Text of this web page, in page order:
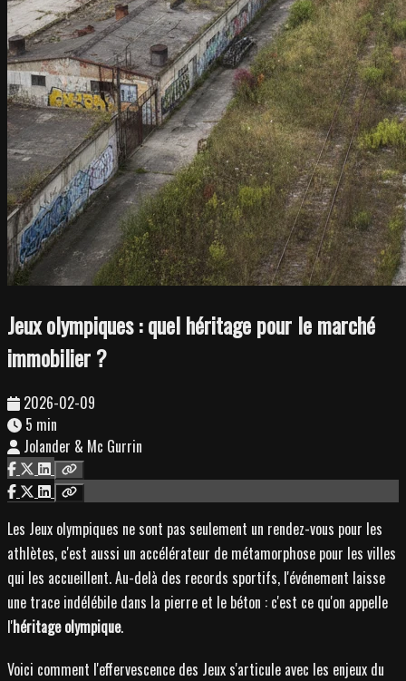
Jeux olympiques : quel héritage pour le marché
immobilier ?
2026-02-09
5 min
Jolander & Mc Gurrin
Les Jeux olympiques ne sont pas seulement un rendez-vous pour les
athlètes, c'est aussi un accélérateur de métamorphose pour les villes
qui les accueillent. Au-delà des records sportifs, l'événement laisse
une trace indélébile dans la pierre et le béton : c'est ce qu'on appelle
l'héritage olympique.
Voici comment l'effervescence des Jeux s'articule avec les enjeux du